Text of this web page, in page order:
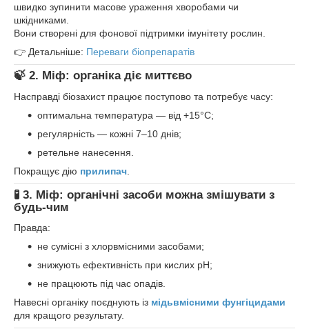
швидко зупинити масове ураження хворобами чи
шкідниками.
Вони створені для фонової підтримки імунітету рослин.
👉 Детальніше: Переваги біопрепаратів
🍃 2. Міф: органіка діє миттєво
Насправді біозахист працює поступово та потребує часу:
оптимальна температура — від +15°C;
регулярність — кожні 7–10 днів;
ретельне нанесення.
Покращує дію прилипач
🧪 3. Міф: органічні засоби можна змішувати з
будь-чим
Правда:
не сумісні з хлорвмісними засобами;
знижують ефективність при кислих pH;
не працюють під час опадів.
Навесні органіку поєднують із мідьвмісними фунгіцидами
для кращого результату.